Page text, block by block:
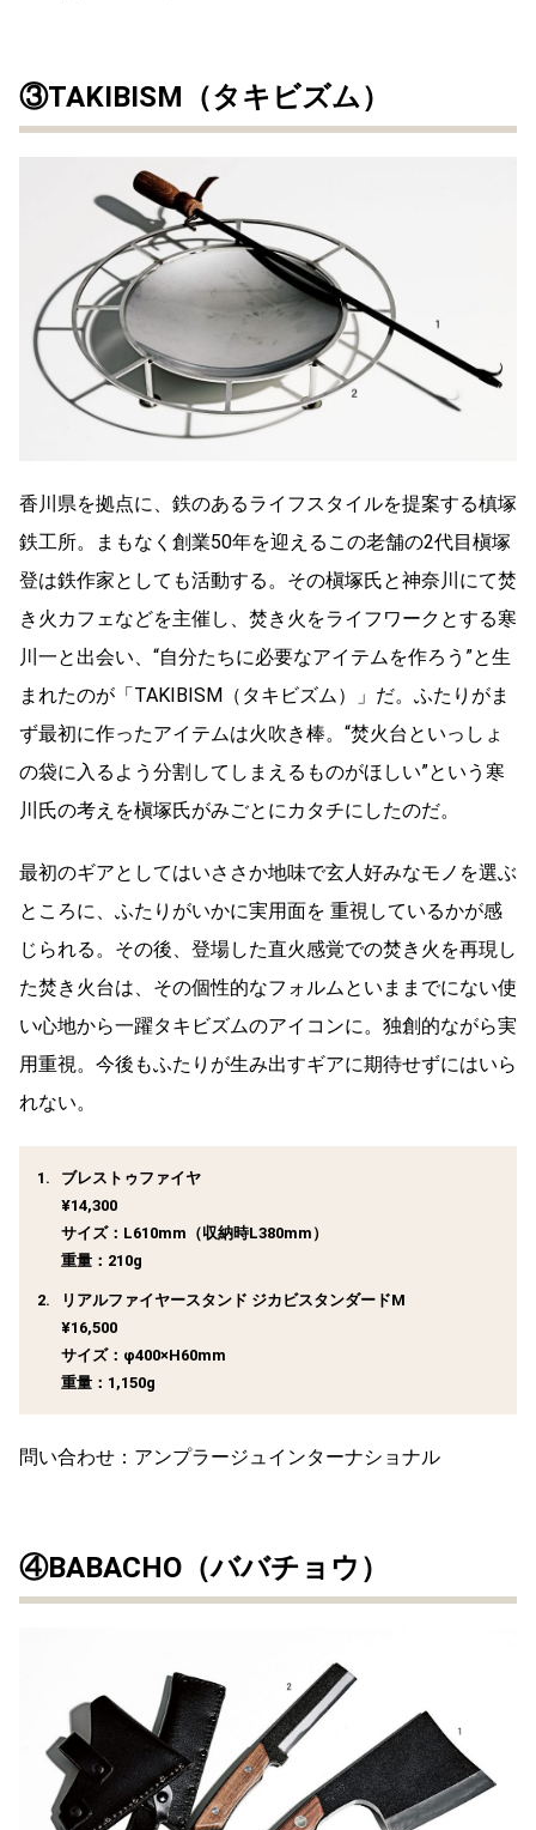
③TAKIBISM（タキビズム）
香川県を拠点に、鉄のあるライフスタイルを提案する槙塚
鉄工所。まもなく創業50年を迎えるこの老舗の2代目槇塚
登は鉄作家としても活動する。その槇塚氏と神奈川にて焚
き火カフェなどを主催し、焚き火をライフワークとする寒
川一と出会い、“自分たちに必要なアイテムを作ろう”と生
まれたのが「TAKIBISM（タキビズム）」だ。ふたりがま
ず最初に作ったアイテムは火吹き棒。“焚火台といっしょ
の袋に入るよう分割してしまえるものがほしい”という寒
川氏の考えを槇塚氏がみごとにカタチにしたのだ。
最初のギアとしてはいささか地味で玄人好みなモノを選ぶ
ところに、ふたりがいかに実用面を 重視しているかが感
じられる。その後、登場した直火感覚での焚き火を再現し
た焚き火台は、その個性的なフォルムといままでにない使
い心地から一躍タキビズムのアイコンに。独創的ながら実
用重視。今後もふたりが生み出すギアに期待せずにはいら
れない。
ブレストゥファイヤ
¥14,300
サイズ：L610mm（収納時L380mm）
重量：210g
リアルファイヤースタンド ジカビスタンダードM
¥16,500
サイズ：φ400×H60mm
重量：1,150g
問い合わせ：アンプラージュインターナショナル
④BABACHO（ババチョウ）